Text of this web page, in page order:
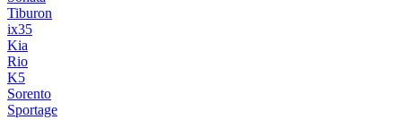
Tiburon
ix35
Kia
Rio
K5
Sorento
Sportage